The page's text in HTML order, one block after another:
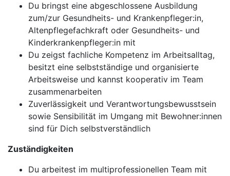
Du bringst eine abgeschlossene Ausbildung
zum/zur Gesundheits- und Krankenpfleger:in,
Altenpflegefachkraft oder Gesundheits- und
Kinderkrankenpfleger:in mit
Du zeigst fachliche Kompetenz im Arbeitsalltag,
besitzt eine selbstständige und organisierte
Arbeitsweise und kannst kooperativ im Team
zusammenarbeiten
Zuverlässigkeit und Verantwortungsbewusstsein
sowie Sensibilität im Umgang mit Bewohner:innen
sind für Dich selbstverständlich
Zuständigkeiten
Du arbeitest im multiprofessionellen Team mit